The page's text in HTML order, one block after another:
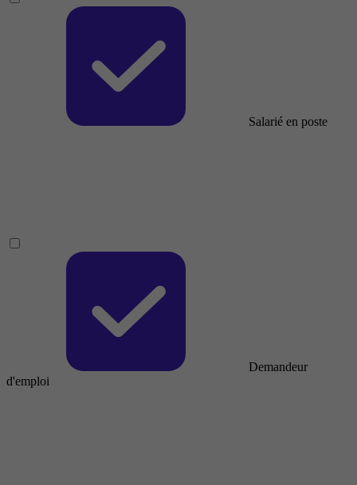
Salarié en poste
Demandeur
d'emploi